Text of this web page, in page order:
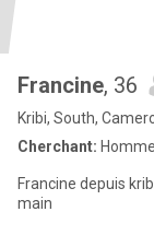
Francine, 36
Kribi, South,
Cherchant:
Francine depuis
main